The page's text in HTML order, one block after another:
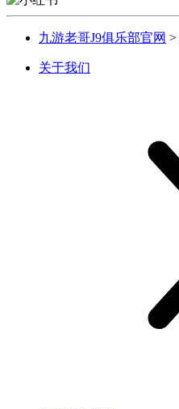
九游老哥J9俱乐部官网 >
关于我们